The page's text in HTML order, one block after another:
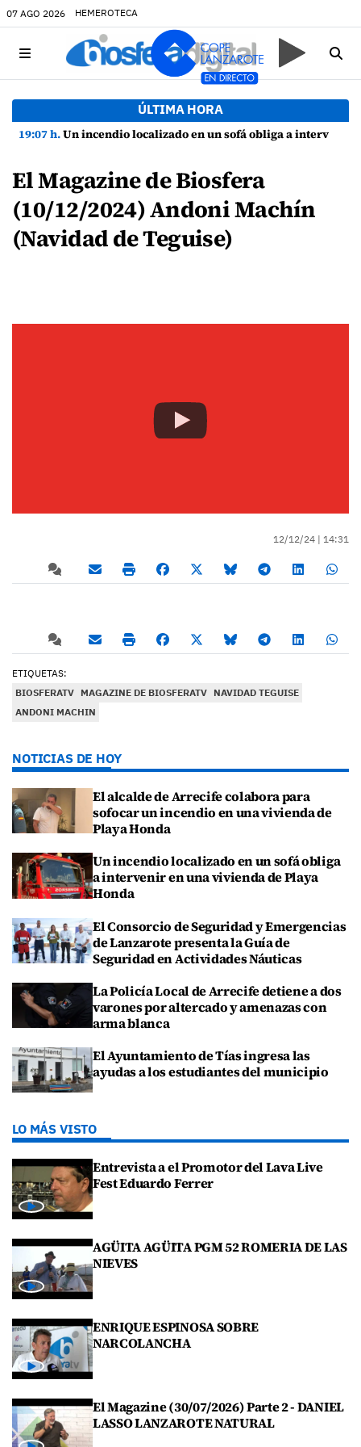
07 AGO 2026 HEMEROTECA
ÚLTIMA HORA
19:07 h.Un incendio localizado en un sofá obliga a intervenir en una vivienda de Playa Honda
El Magazine de Biosfera
(10/12/2024) Andoni Machín
(Navidad de Teguise)
12/12/24 | 14:31
ETIQUETAS:
BIOSFERATV MAGAZINE DE BIOSFERATV NAVIDAD TEGUISE
ANDONI MACHIN
NOTICIAS DE HOY
El alcalde de Arrecife colabora para
sofocar un incendio en una vivienda de
Playa Honda
Un incendio localizado en un sofá obliga
a intervenir en una vivienda de Playa
Honda
El Consorcio de Seguridad y Emergencias
de Lanzarote presenta la Guía de
Seguridad en Actividades Náuticas
La Policía Local de Arrecife detiene a dos
varones por altercado y amenazas con
arma blanca
El Ayuntamiento de Tías ingresa las
ayudas a los estudiantes del municipio
LO MÁS VISTO
Entrevista a el Promotor del Lava Live
Fest Eduardo Ferrer
AGÜITA AGÜITA PGM 52 ROMERIA DE LAS
NIEVES
ENRIQUE ESPINOSA SOBRE
NARCOLANCHA
El Magazine (30/07/2026) Parte 2 - DANIEL
LASSO LANZAROTE NATURAL